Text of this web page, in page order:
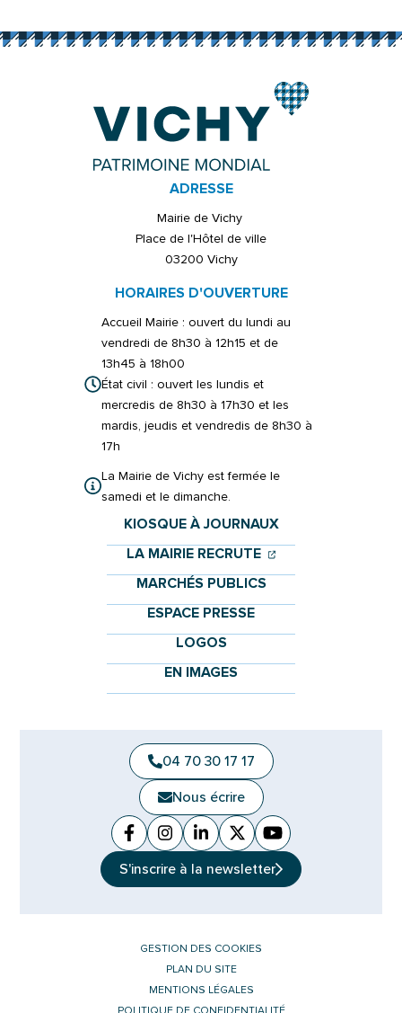
ADRESSE
Mairie de Vichy
Place de l'Hôtel de ville
03200 Vichy
HORAIRES D'OUVERTURE
Accueil Mairie : ouvert du lundi au
vendredi de 8h30 à 12h15 et de
13h45 à 18h00
État civil : ouvert les lundis et
mercredis de 8h30 à 17h30 et les
mardis, jeudis et vendredis de 8h30 à
17h
La Mairie de Vichy est fermée le
samedi et le dimanche.
KIOSQUE À JOURNAUX
LA MAIRIE RECRUTE (OUVERTURE
(OUVERTURE
MARCHÉS PUBLICS
ESPACE PRESSE
LOGOS
EN IMAGES
04 70 30 17 17
Nous écrire
Facebook
(ouverture dans un nouvel onglet)
Instagram
(ouverture dans un nouvel
Linkedin
(ouverture dans un nouvel
X (Twitter)
(ouverture dans un
YouTube
(ouverture dans
S'inscrire à la newsletter
GESTION DES COOKIES
PLAN DU SITE
MENTIONS LÉGALES